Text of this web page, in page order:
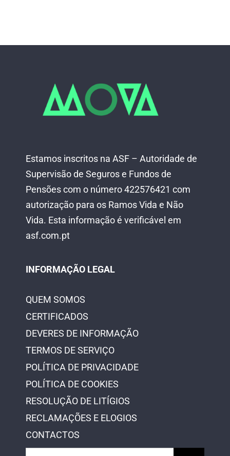
Estamos inscritos na ASF – Autoridade de
Supervisão de Seguros e Fundos de
Pensões com o número 422576421 com
autorização para os Ramos Vida e Não
Vida. Esta informação é verificável em
asf.com.pt
INFORMAÇÃO LEGAL
QUEM SOMOS
CERTIFICADOS
DEVERES DE INFORMAÇÃO
TERMOS DE SERVIÇO
POLÍTICA DE PRIVACIDADE
POLÍTICA DE COOKIES
RESOLUÇÃO DE LITÍGIOS
RECLAMAÇÕES E ELOGIOS
CONTACTOS